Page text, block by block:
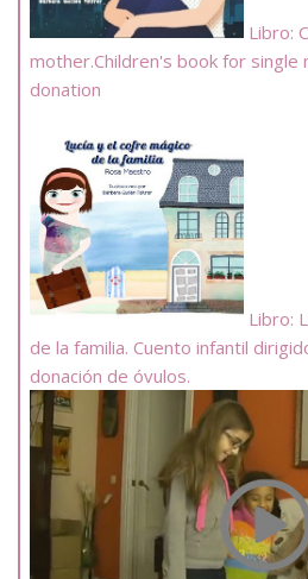
Libro:
mother.Children's book for
donation
Libro:
de la familia. Cuento infantil
donación de óvulos.